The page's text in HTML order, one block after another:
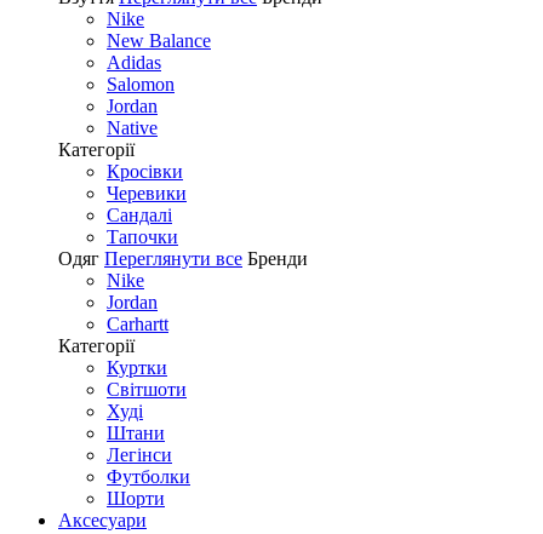
Nike
New Balance
Adidas
Salomon
Jordan
Native
Категорії
Кросівки
Черевики
Сандалі
Tапочки
Одяг Переглянути все Бренди
Nike
Jordan
Carhartt
Категорії
Куртки
Світшоти
Худі
Штани
Легінси
Футболки
Шорти
Аксесуари